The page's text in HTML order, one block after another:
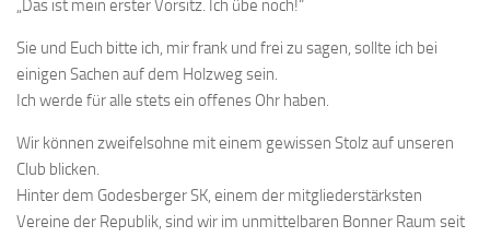
„Das ist mein erster Vorsitz. Ich übe noch!“
Sie und Euch bitte ich, mir frank und frei zu sagen, sollte ich bei
einigen Sachen auf dem Holzweg sein.
Ich werde für alle stets ein offenes Ohr haben.
Wir können zweifelsohne mit einem gewissen Stolz auf unseren
Club blicken.
Hinter dem Godesberger SK, einem der mitgliederstärksten
Vereine der Republik, sind wir im unmittelbaren Bonner Raum seit